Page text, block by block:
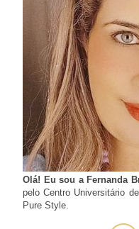
Olá! Eu sou a Fernanda
pelo Centro Universitário
Pure Style.